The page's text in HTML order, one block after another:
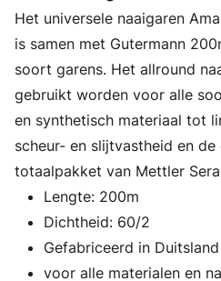
Het universele naaigaren
is samen met Gutermann
soort garens. Het allround
gebruikt worden voor alle
en synthetisch materiaal tot
scheur- en slijtvastheid en
totaalpakket van Mettler
Lengte: 200m
Dichtheid: 60/2
Gefabriceerd in Duitsland
voor alle materialen en